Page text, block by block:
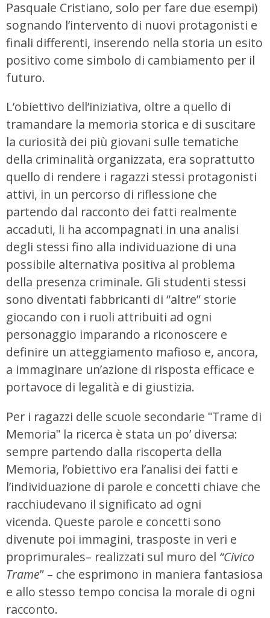
Pasquale Cristiano, solo per fare due esempi)
sognando l’intervento di nuovi protagonisti e
finali differenti, inserendo nella storia un esito
positivo come simbolo di cambiamento per il
futuro.
L’obiettivo dell’iniziativa, oltre a quello di
tramandare la memoria storica e di suscitare
la curiosità dei più giovani sulle tematiche
della criminalità organizzata, era soprattutto
quello di rendere i ragazzi stessi protagonisti
attivi, in un percorso di riflessione che
partendo dal racconto dei fatti realmente
accaduti, li ha accompagnati in una analisi
degli stessi fino alla individuazione di una
possibile alternativa positiva al problema
della presenza criminale. Gli studenti stessi
sono diventati fabbricanti di “altre” storie
giocando con i ruoli attribuiti ad ogni
personaggio imparando a riconoscere e
definire un atteggiamento mafioso e, ancora,
a immaginare un’azione di risposta efficace e
portavoce di legalità e di giustizia.
Per i ragazzi delle scuole secondarie ʺTrame di
Memoriaʺ la ricerca è stata un po’ diversa:
sempre partendo dalla riscoperta della
Memoria, l’obiettivo era l’analisi dei fatti e
l’individuazione di parole e concetti chiave che
racchiudevano il significato ad ogni
vicenda. Queste parole e concetti sono
divenute poi immagini, trasposte in veri e
proprimurales– realizzati sul muro del “Civico
Trame” – che esprimono in maniera fantasiosa
e allo stesso tempo concisa la morale di ogni
racconto.